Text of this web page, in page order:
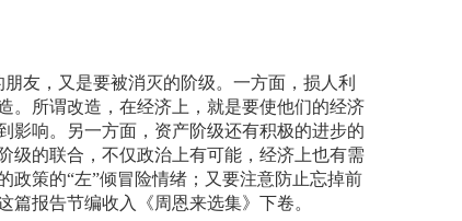
友，又是要被消灭的阶级。一方面，损人利
。所谓改造，在经济上，就是要使他们的经济
影响。另一方面，资产阶级还有积极的进步的
级的联合，不仅政治上有可能，经济上也有需
策的“左”倾冒险情绪；又要注意防止忘掉前
报告节编收入《周恩来选集》下卷。